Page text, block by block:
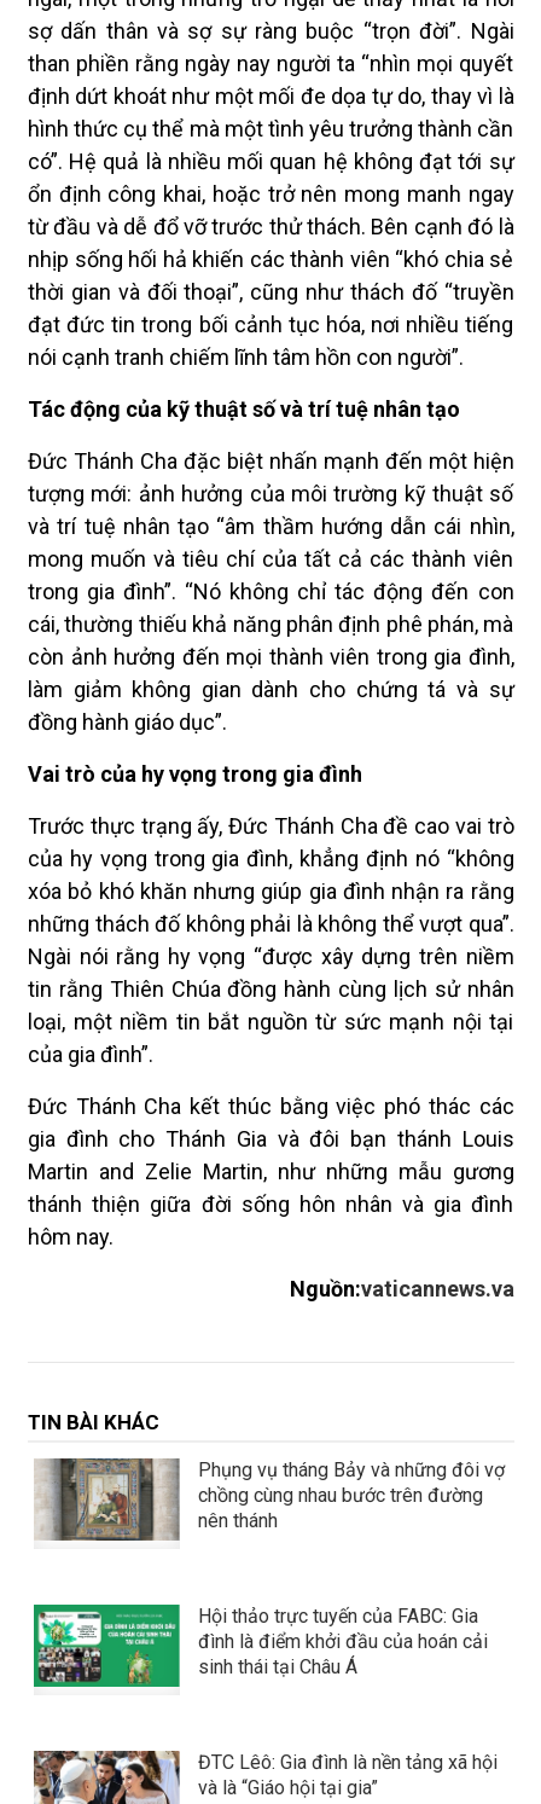
sợ dấn thân và sợ sự ràng buộc “trọn đời”. Ngài
than phiền rằng ngày nay người ta “nhìn mọi quyết
định dứt khoát như một mối đe dọa tự do, thay vì là
hình thức cụ thể mà một tình yêu trưởng thành cần
có”. Hệ quả là nhiều mối quan hệ không đạt tới sự
ổn định công khai, hoặc trở nên mong manh ngay
từ đầu và dễ đổ vỡ trước thử thách. Bên cạnh đó là
nhịp sống hối hả khiến các thành viên “khó chia sẻ
thời gian và đối thoại”, cũng như thách đố “truyền
đạt đức tin trong bối cảnh tục hóa, nơi nhiều tiếng
nói cạnh tranh chiếm lĩnh tâm hồn con người”.
Tác động của kỹ thuật số và trí tuệ nhân tạo
Đức Thánh Cha đặc biệt nhấn mạnh đến một hiện
tượng mới: ảnh hưởng của môi trường kỹ thuật số
và trí tuệ nhân tạo “âm thầm hướng dẫn cái nhìn,
mong muốn và tiêu chí của tất cả các thành viên
trong gia đình”. “Nó không chỉ tác động đến con
cái, thường thiếu khả năng phân định phê phán, mà
còn ảnh hưởng đến mọi thành viên trong gia đình,
làm giảm không gian dành cho chứng tá và sự
đồng hành giáo dục”.
Vai trò của hy vọng trong gia đình
Trước thực trạng ấy, Đức Thánh Cha đề cao vai trò
của hy vọng trong gia đình, khẳng định nó “không
xóa bỏ khó khăn nhưng giúp gia đình nhận ra rằng
những thách đố không phải là không thể vượt qua”.
Ngài nói rằng hy vọng “được xây dựng trên niềm
tin rằng Thiên Chúa đồng hành cùng lịch sử nhân
loại, một niềm tin bắt nguồn từ sức mạnh nội tại
của gia đình”.
Đức Thánh Cha kết thúc bằng việc phó thác các
gia đình cho Thánh Gia và đôi bạn thánh Louis
Martin and Zelie Martin, như những mẫu gương
thánh thiện giữa đời sống hôn nhân và gia đình
hôm nay.
Nguồn:vaticannews.va
TIN BÀI KHÁC
Phụng vụ tháng Bảy và những đôi vợ
chồng cùng nhau bước trên đường
nên thánh
Hội thảo trực tuyến của FABC: Gia
đình là điểm khởi đầu của hoán cải
sinh thái tại Châu Á
ĐTC Lêô: Gia đình là nền tảng xã hội
và là “Giáo hội tại gia”